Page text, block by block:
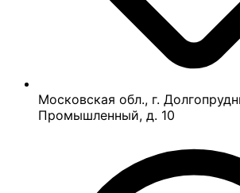
Московская обл., г.
Промышленный, д. 10